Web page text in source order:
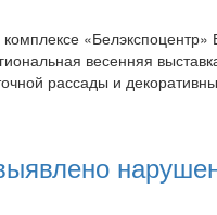
«Белэкспоцентр»
весенняя
рассады и